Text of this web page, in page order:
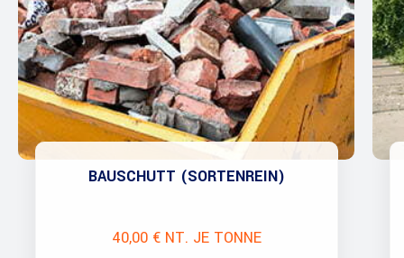
BAUSCHUTT (SORTENREIN)
40,00 € NT. JE TONNE